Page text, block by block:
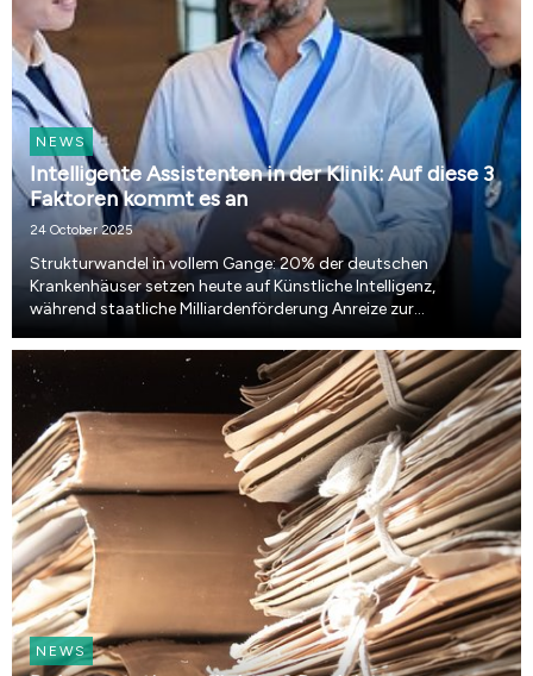
NEWS
Intelligente Assistenten in der Klinik: Auf diese 3
Faktoren kommt es an
24 October 2025
Strukturwandel in vollem Gange: 20% der deutschen
Krankenhäuser setzen heute auf Künstliche Intelligenz,
während staatliche Milliardenförderung Anreize zur
erfolgreichen KI-Einsatz entscheiden, erfahren Sie in diesem
Be...
NEWS